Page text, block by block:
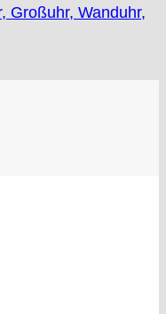
Großuhr, Wanduhr,